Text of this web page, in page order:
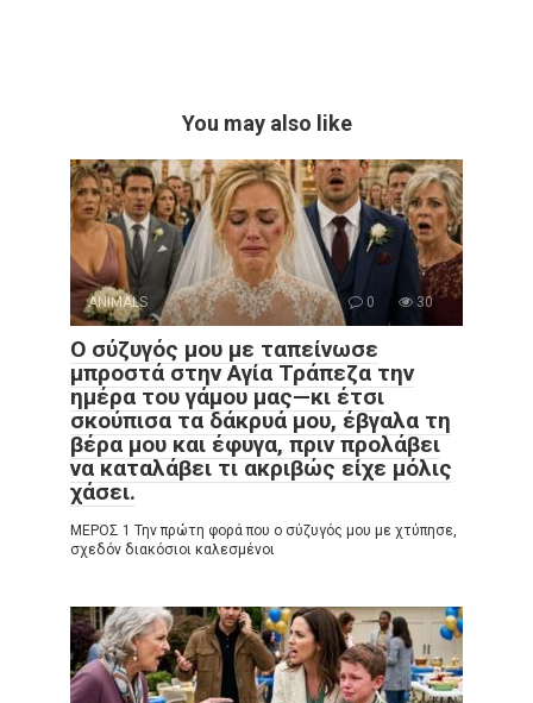
You may also like
ANIMALS 0 30
Ο σύζυγός μου με ταπείνωσε
μπροστά στην Αγία Τράπεζα την
ημέρα του γάμου μας—κι έτσι
σκούπισα τα δάκρυά μου, έβγαλα τη
βέρα μου και έφυγα, πριν προλάβει
να καταλάβει τι ακριβώς είχε μόλις
χάσει.
ΜΕΡΟΣ 1 Την πρώτη φορά που ο σύζυγός μου με χτύπησε,
σχεδόν διακόσιοι καλεσμένοι